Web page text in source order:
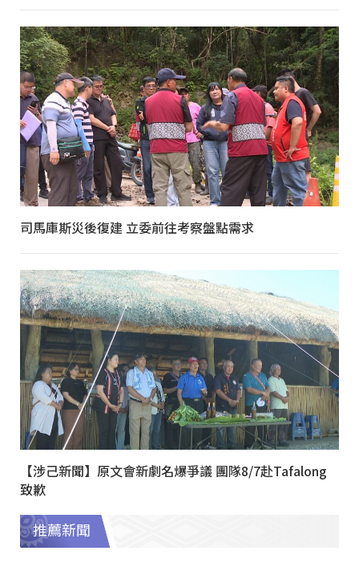
司馬庫斯災後復建 立委前往考察盤點需求
【涉己新聞】原文會新劇名爆爭議 團隊8/7赴Tafalong
致歉
推薦新聞